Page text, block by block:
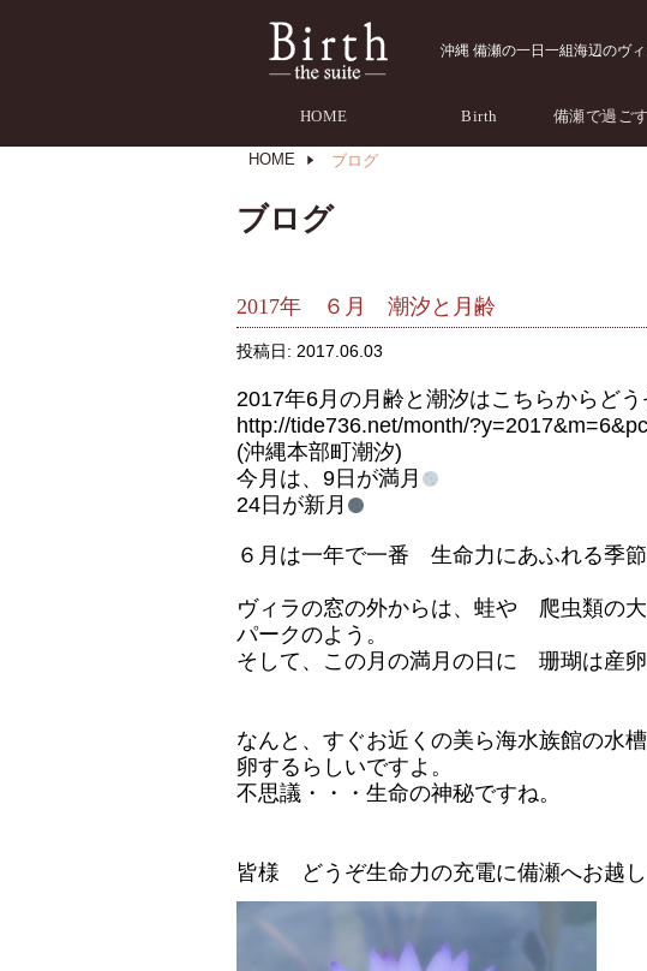
沖縄 備瀬の一日一組海辺のヴ
HOME Birth 備瀬で過ご
HOME ブログ
ブログ
2017年 ６月 潮汐と月齢
投稿日: 2017.06.03
2017年6月の月齢と潮汐はこちらからどう
http://tide736.net/month/
(沖縄本部町潮汐)
今月は、9日が満月
24日が新月
６月は一年で一番 生命力にあふれる季節
ヴィラの窓の外からは、蛙や 爬虫類の
パークのよう。
そして、この月の満月の日に 珊瑚は産卵
なんと、すぐお近くの美ら海水族館の水
卵するらしいですよ。
不思議・・・生命の神秘ですね。
皆様 どうぞ生命力の充電に備瀬へお越し